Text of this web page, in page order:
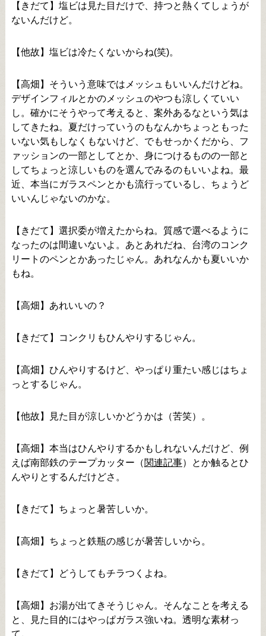
【きだて】塩ビは見た目だけで、持つと熱くてしょうが
ないんだけど。
【他故】塩ビは冷たくないからね(笑)。
【高畑】そういう意味ではメッシュもいいんだけどね。
デザインフィルとかのメッシュのやつも涼しくていい
し。確かにそうやって考えると、案外あるなという気は
してきたね。夏だけっていうのもなんかちょっともった
いない気もしなくもないけど、でもせっかくだから、フ
ァッションの一部としてとか、身につけるものの一部と
してちょっと涼しいものを選んでみるのもいいよね。最
近、本当にガラスペンとかも流行っているし、ちょうど
いいんじゃないのかな。
【きだて】選択委が増えたからね。質感で選べるように
なったのは間違いないよ。あとあれだね、台湾のコンク
リートのペンとかあったじゃん。あれなんかも夏いいか
もね。
【高畑】あれいいの？
【きだて】コンクリもひんやりするじゃん。
【高畑】ひんやりするけど、やっぱり重たい感じはちょ
っとするじゃん。
【他故】見た目が涼しいかどうかは（苦笑）。
【高畑】本当はひんやりするかもしれないんだけど、例
えば南部鉄のテープカッター（関連記事）とか触るとひ
んやりとするんだけどさ。
【きだて】ちょっと暑苦しいか。
【高畑】ちょっと鉄瓶の感じが暑苦しいから。
【きだて】どうしてもチラつくよね。
【高畑】お湯が出てきそうじゃん。そんなことを考える
と、見た目的にはやっぱガラス強いね。透明な素材っ
て。